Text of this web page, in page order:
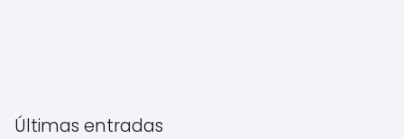
Últimas entradas